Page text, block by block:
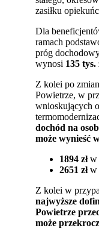
zasiłku
Dla
ramach
próg
wynosi 135 tys.
Z kolei po
Powietrze, w
wnioskujących
dochód na
może wynieść
1894 złw
2651 złw
Z kolei w
najwyższe
Powietrze
może